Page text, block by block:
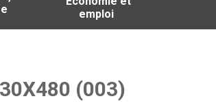
emploi
(003)